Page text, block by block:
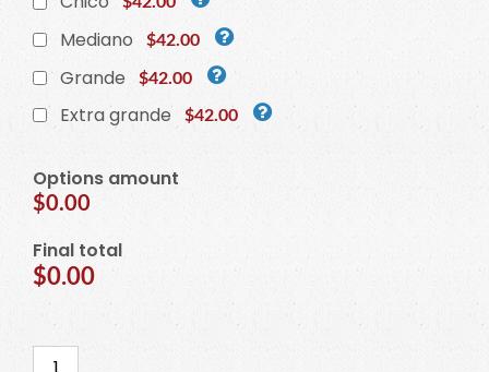
Mediano $42.00
Grande $42.00
Extra grande $42.00
Options amount
$0.00
Final total
$0.00
Cortador